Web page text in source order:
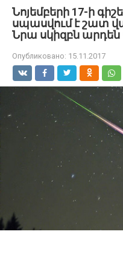
Նոյեմբերի 17-ի
սպասվում է շատ
Նրա սկիզբն արդեն
Опубликовано: 15.11.2017